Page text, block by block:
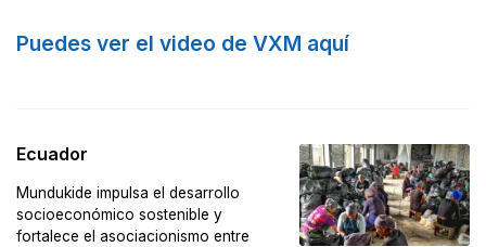
Puedes ver el video de VXM aquí
Ecuador
Mundukide impulsa el desarrollo
socioeconómico sostenible y
fortalece el asociacionismo entre